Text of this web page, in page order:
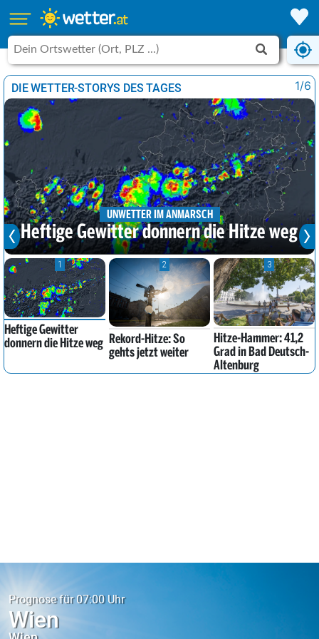
DIE WETTER-STORYS DES TAGES
UNWETTER IM ANMARSCH
Heftige Gewitter donnern die Hitze weg
1
Heftige Gewitter
donnern die Hitze weg
2
Rekord-Hitze: So
gehts jetzt weiter
3
Hitze-Hammer: 41,2
Grad in Bad Deutsch-
Altenburg
1/6
Prognose für 07:00 Uhr
Wien